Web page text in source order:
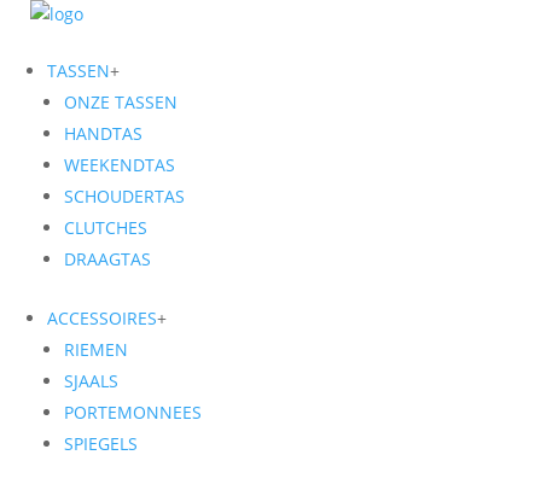
TASSEN+
ONZE TASSEN
HANDTAS
WEEKENDTAS
SCHOUDERTAS
CLUTCHES
DRAAGTAS
ACCESSOIRES+
RIEMEN
SJAALS
PORTEMONNEES
SPIEGELS